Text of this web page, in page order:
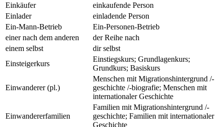
Einkäufer
einkaufende Person
Einlader
einladende Person
Ein-Mann-Betrieb
Ein-Personen-Betrieb
einer nach dem anderen
der Reihe nach
einem selbst
dir selbst
Einsteigerkurs
Einstiegskurs; Grundlagenkurs;
Grundkurs; Basiskurs
Einwanderer (pl.)
Menschen mit Migrationshintergrund /-
geschichte /-biografie; Menschen mit
internationaler Geschichte
Einwandererfamilien
Familien mit Migrationshintergrund /-
geschichte; Familien mit internationaler
Geschichte